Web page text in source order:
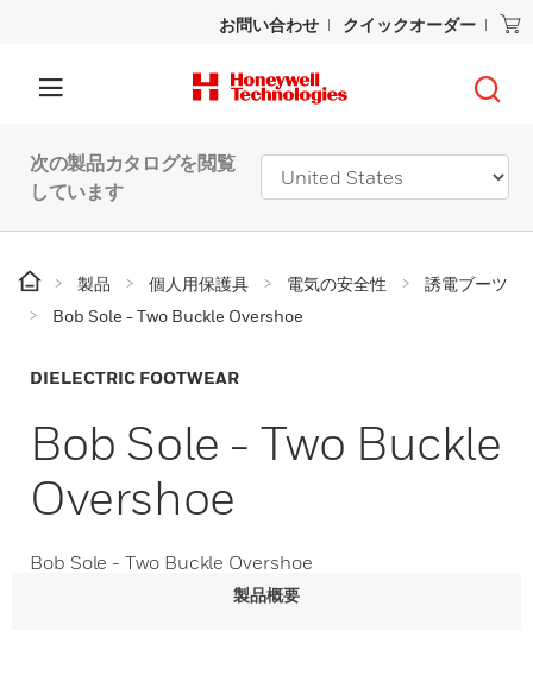
お問い合わせ クイックオーダー
次の製品カタログを閲覧
しています
製品 個人用保護具 電気の安全性
誘電ブーツ
Bob Sole - Two Buckle Overshoe
DIELECTRIC FOOTWEAR
Bob Sole - Two Buckle
Overshoe
Bob Sole - Two Buckle Overshoe
製品概要